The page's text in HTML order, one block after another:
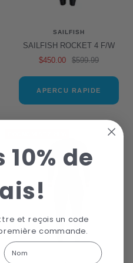
SAILFISH
SAILFISH ROCKET 4 F/W
Prix
$450.00
Prix
$599.99
APERCU RAPIDE
de
et reçois un code
commande.
Last name